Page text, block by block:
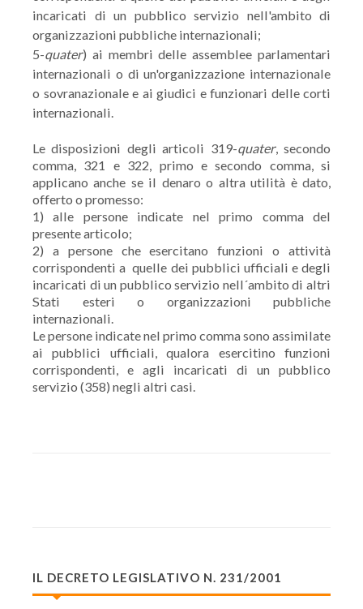
incaricati di un pubblico servizio nell'ambito di
organizzazioni pubbliche internazionali;
5-quater) ai membri delle assemblee parlamentari
internazionali o di un'organizzazione internazionale
o sovranazionale e ai giudici e funzionari delle corti
internazionali.
Le disposizioni degli articoli 319-quater, secondo
comma, 321 e 322, primo e secondo comma, si
applicano anche se il denaro o altra utilità è dato,
offerto o promesso:
1) alle persone indicate nel primo comma del
presente articolo;
2) a persone che esercitano funzioni o attività
corrispondenti a quelle dei pubblici ufficiali e degli
incaricati di un pubblico servizio nell´ambito di altri
Stati esteri o organizzazioni pubbliche
internazionali.
Le persone indicate nel primo comma sono assimilate
ai pubblici ufficiali, qualora esercitino funzioni
corrispondenti, e agli incaricati di un pubblico
servizio (358) negli altri casi.
IL DECRETO LEGISLATIVO N. 231/2001